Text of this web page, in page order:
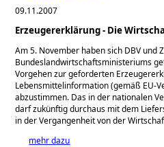
09.11.2007
Erzeugererklärung - Die
Am 5. November haben sich DBV und
Bundeslandwirtschaftsministeriums
Vorgehen zur geforderten
Lebensmittelinformation (gemäß EU-
abzustimmen. Das in der nationalen
darf zukünftig durchaus mit dem
in der Vergangenheit von der
mehr dazu